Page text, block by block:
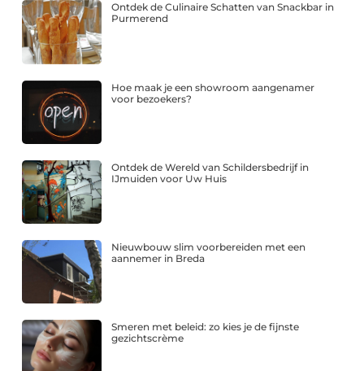
Ontdek de Culinaire Schatten van Snackbar in
Purmerend
Hoe maak je een showroom aangenamer
voor bezoekers?
Ontdek de Wereld van Schildersbedrijf in
IJmuiden voor Uw Huis
Nieuwbouw slim voorbereiden met een
aannemer in Breda
Smeren met beleid: zo kies je de fijnste
gezichtscrème